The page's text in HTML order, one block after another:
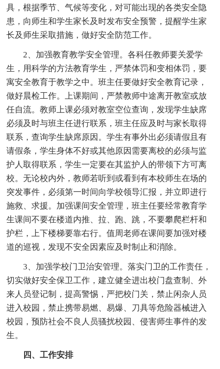
具，根据季节、气候等变化，对可能出现的各类安全隐
患，向师生和学生家长及时发布安全预警，提醒学生家
长及师生采取措施，做好安全防范工作。
2、加强教育教学安全管理。各科任教师要关爱学
生，用科学的方法教育学生，严禁体罚和变相体罚，要
寓安全教育于教学之中。班主任要做好安全教育记录，
做好晨检工作。上课期间，严禁教师中途离开教室或放
任自流。教师上课必须对教室空位查询，发现学生缺席
必须及时与班主任进行联系，班主任应及时与家长取得
联系，查询学生缺席原因。学生有事外出必须请假且有
请假条，学生身体不好或其他原因需要离校的必须与监
护人取得联系，学生一定要在其监护人的带领下方可离
校。无论校内外，教师若听到或看到有本校师生在场的
突发事件，必须第一时间向学校领导汇报，并立即进行
施救、求援。加强课间安全管理，班主任要经常教育学
生课间不要在楼道内推、拉、跑、跳，不要攀爬栏杆和
护栏，上下楼梯要靠右行。值周老师在课间要加强对楼
道的巡视，发现不安全因素应及时制止和消除。
3、加强学校门卫治安管理。落实门卫的工作责任，
切实做好安全保卫工作，建立健全进出校门盘查制、外
来人员登记制，提高警惕，严把校门关，禁止闲杂人员
进入校园，禁止携带易燃、易爆、刀具等危险器械进入
校园，预防社会不良人员骚扰校园、侵害师生事件的发
生。
四、工作安排